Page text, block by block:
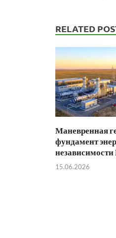
RELATED
Маневренная
фундамент
независимости
15.06.2026